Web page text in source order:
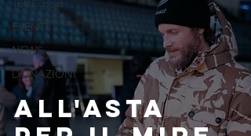
Tutti i post
EVENTI
NEWS
DONAZIONI
All'asta